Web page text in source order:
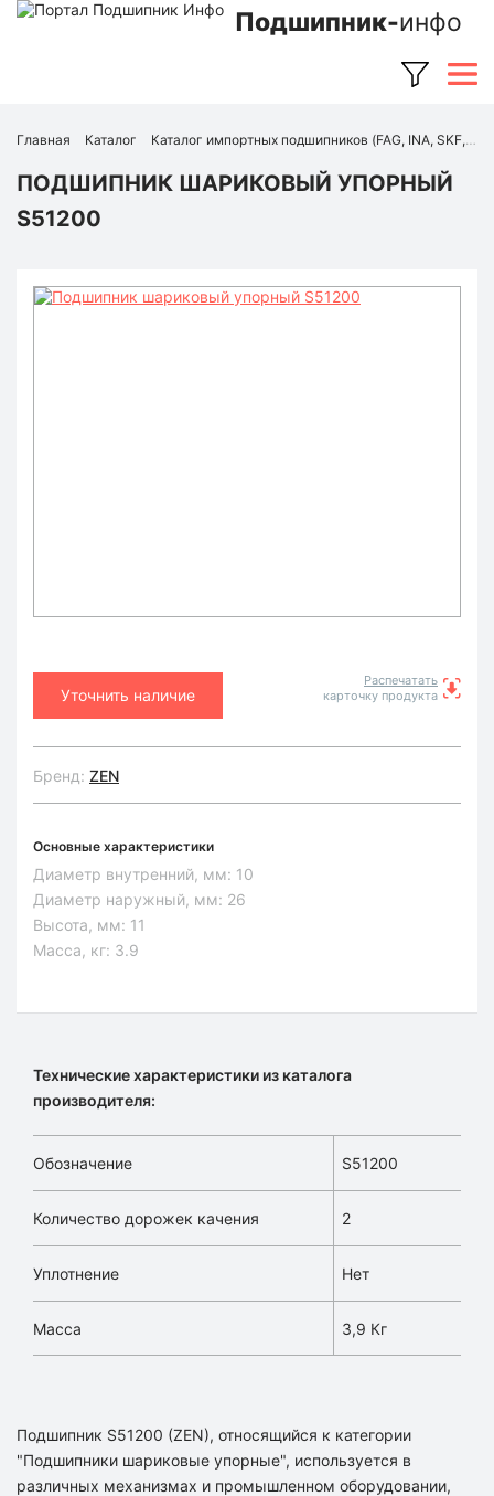
Подшипник-инфо
Главная Каталог Каталог импортных подшипников (FAG, INA, SKF, NSK, Timken и др.)
ПОДШИПНИК ШАРИКОВЫЙ УПОРНЫЙ
S51200
Уточнить наличие
Распечатать
карточку продукта
Бренд: ZEN
Основные характеристики
Диаметр внутренний, мм: 10
Диаметр наружный, мм: 26
Высота, мм: 11
Масса, кг: 3.9
Технические характеристики из каталога
производителя:
Обозначение S51200
Количество дорожек качения 2
Уплотнение Нет
Масса 3,9 Кг
Подшипник S51200 (ZEN), относящийся к категории
"Подшипники шариковые упорные", используется в
различных механизмах и промышленном оборудовании,